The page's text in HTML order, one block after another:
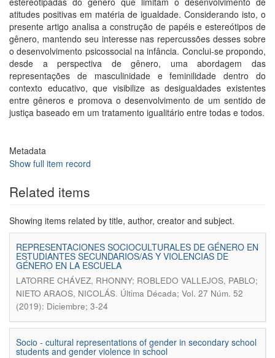
atitudes positivas em matéria de igualdade. Considerando isto, o
presente artigo analisa a construção de papéis e estereótipos de
gênero, mantendo seu interesse nas repercussões desses sobre
o desenvolvimento psicossocial na infância. Conclui-se propondo,
desde a perspectiva de gênero, uma abordagem das
representações de masculinidade e feminilidade dentro do
contexto educativo, que visibilize as desigualdades existentes
entre gêneros e promova o desenvolvimento de um sentido de
justiça baseado em um tratamento igualitário entre todas e todos.
Metadata
Show full item record
Related items
Showing items related by title, author, creator and subject.
REPRESENTACIONES SOCIOCULTURALES DE GÉNERO EN
ESTUDIANTES SECUNDARIOS/AS Y VIOLENCIAS DE
GÉNERO EN LA ESCUELA
LATORRE CHÁVEZ, RHONNY; ROBLEDO VALLEJOS, PABLO;
NIETO ARAOS, NICOLÁS. Última Década; Vol. 27 Núm. 52
(2019): Diciembre; 3-24
Socio - cultural representations of gender in secondary school
students and gender violence in school